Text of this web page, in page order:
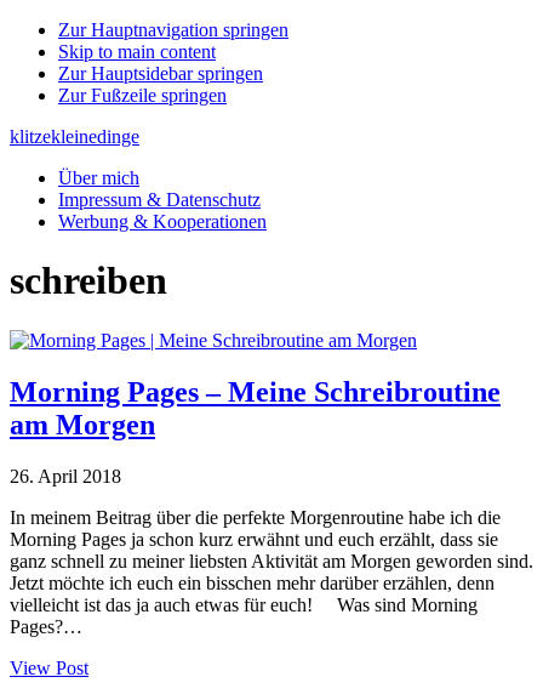
Zur Hauptnavigation springen
Skip to main content
Zur Hauptsidebar springen
Zur Fußzeile springen
klitzekleinedinge
Über mich
Impressum & Datenschutz
Werbung & Kooperationen
schreiben
Morning Pages – Meine Schreibroutine
am Morgen
26. April 2018
In meinem Beitrag über die perfekte Morgenroutine habe ich die
Morning Pages ja schon kurz erwähnt und euch erzählt, dass sie
ganz schnell zu meiner liebsten Aktivität am Morgen geworden sind.
Jetzt möchte ich euch ein bisschen mehr darüber erzählen, denn
vielleicht ist das ja auch etwas für euch! Was sind Morning
Pages?…
View Post